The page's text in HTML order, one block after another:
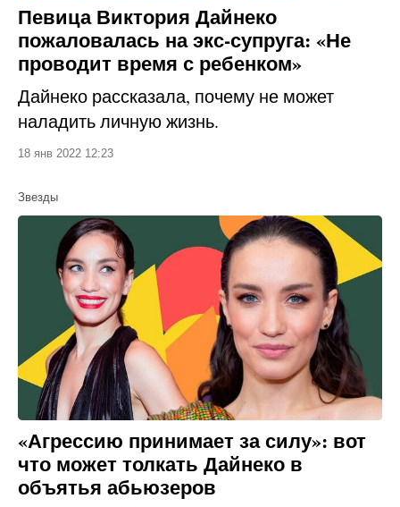
Певица Виктория Дайнеко
пожаловалась на экс-супруга: «Не
проводит время с ребенком»
Дайнеко рассказала, почему не может
наладить личную жизнь.
18 янв 2022 12:23
Звезды
«Агрессию принимает за силу»: вот
что может толкать Дайнеко в
объятья абьюзеров